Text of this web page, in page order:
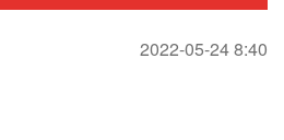
2022-05-24 8:40